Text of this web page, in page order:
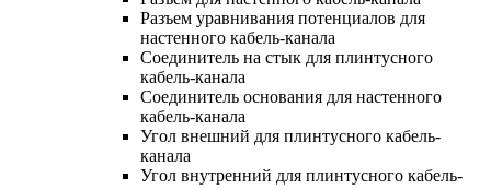
Разъем уравнивания потенциалов для
настенного кабель-канала
Соединитель на стык для плинтусного
кабель-канала
Соединитель основания для настенного
кабель-канала
Угол внешний для плинтусного кабель-
канала
Угол внутренний для плинтусного кабель-